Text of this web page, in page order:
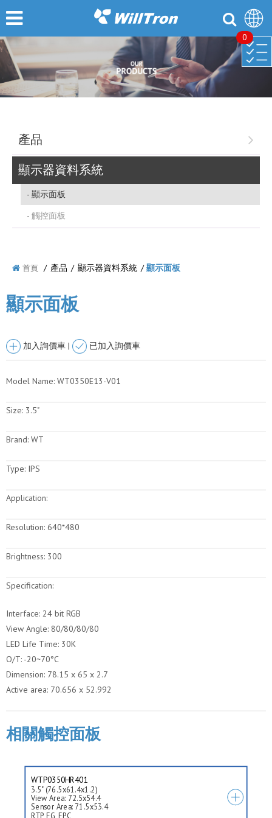
產品
顯示器資料系統
顯示面板
觸控面板
首頁 / 產品 / 顯示器資料系統 /顯示面板
0
顯示面板
加入詢價車 | 已加入詢價車
Model Name: WT0350E13-V01
Size: 3.5"
Brand: WT
Type: IPS
Application:
Resolution: 640*480
Brightness: 300
Specification:
Interface: 24 bit RGB
View Angle: 80/80/80/80
LED Life Time: 30K
O/T: -20~70°C
Dimension: 78.15 x 65 x 2.7
Active area: 70.656 x 52.992
相關觸控面板
WTP0350HR401
3.5" (76.5x61.4x1.2)
View Area: 72.5x54.4
Sensor Area: 71.5x53.4
RTP, FG, FPC